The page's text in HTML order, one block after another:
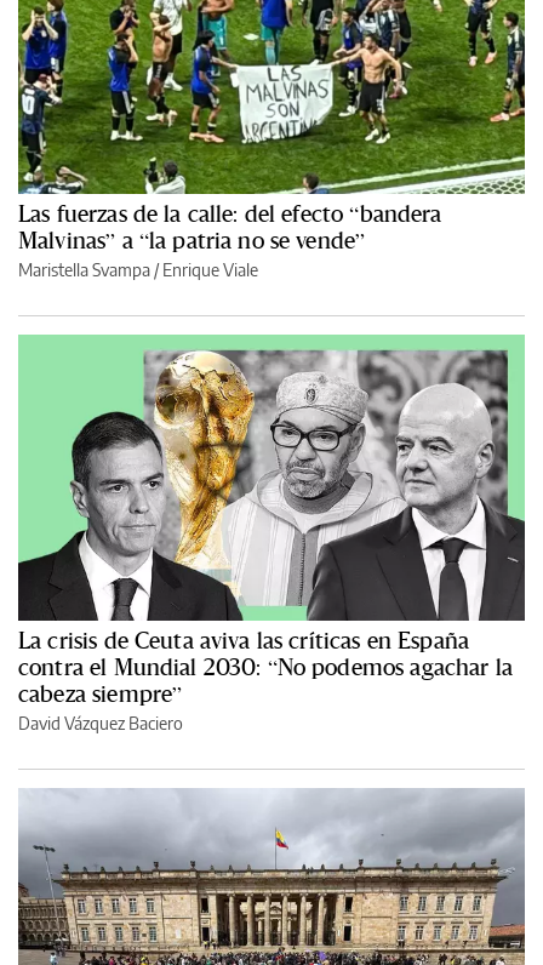
Las fuerzas de la calle: del efecto “bandera
Malvinas” a “la patria no se vende”
Maristella Svampa /Enrique Viale
La crisis de Ceuta aviva las críticas en España
contra el Mundial 2030: “No podemos agachar la
cabeza siempre”
David Vázquez Baciero